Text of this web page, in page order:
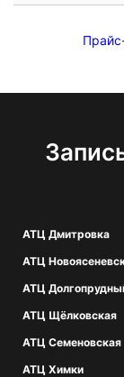
АТЦ Дмитровка
АТЦ
АТЦ
АТЦ Щёлковская
АТЦ Семеновская
АТЦ Химки